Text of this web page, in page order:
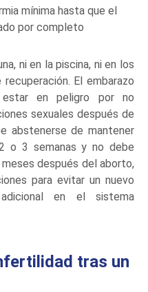
mínima hasta que el
por completo
ni en la piscina, ni en los
El embarazo
en peligro por no
sexuales después de
abstenerse de mantener
o 3 semanas y no debe
después del aborto,
para evitar un nuevo
en el sistema
tras un